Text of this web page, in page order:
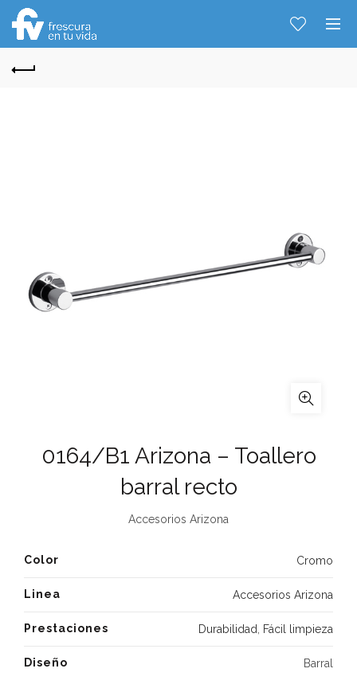
0164/B1 Arizona – Toallero
barral recto
Accesorios Arizona
Color Cromo
Linea Accesorios Arizona
Prestaciones Durabilidad Fácil limpieza
Diseño Barral